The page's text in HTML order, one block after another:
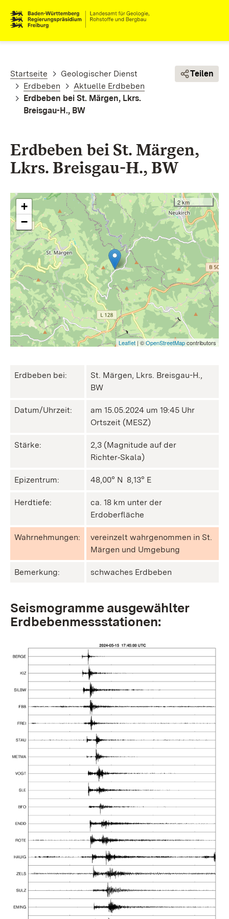
Pfadnavigation
Startseite
Geologischer Dienst
Erdbeben
Aktuelle Erdbeben
Erdbeben bei St. Märgen, Lkrs.
Breisgau-H., BW
Teilen
Erdbeben bei St. Märgen,
Lkrs. Breisgau-H., BW
+
−
2 km
Leaflet | ©OpenStreetMapcontributors
Erdbeben bei:
St. Märgen, Lkrs. Breisgau-H.,
BW
Datum/Uhrzeit:
am 15.05.2024 um 19:45 Uhr
Ortszeit (MESZ)
Stärke:
2,3 (Magnitude auf der
Richter‑Skala)
Epizentrum: 48,00° N ㅤ 8,13° E
Herdtiefe:
ca. 18 km unter der
Erdoberfläche
Wahrnehmungen:
vereinzelt wahrgenommen in St.
Märgen und Umgebung
Bemerkung: schwaches Erdbeben
Seismogramme ausgewählter
Erdbebenmessstationen: